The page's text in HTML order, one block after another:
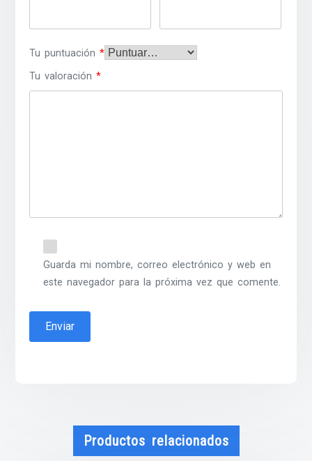
Tu puntuación*
Tu valoración*
Guarda mi nombre, correo electrónico y web en
este navegador para la próxima vez que comente.
Productos relacionados